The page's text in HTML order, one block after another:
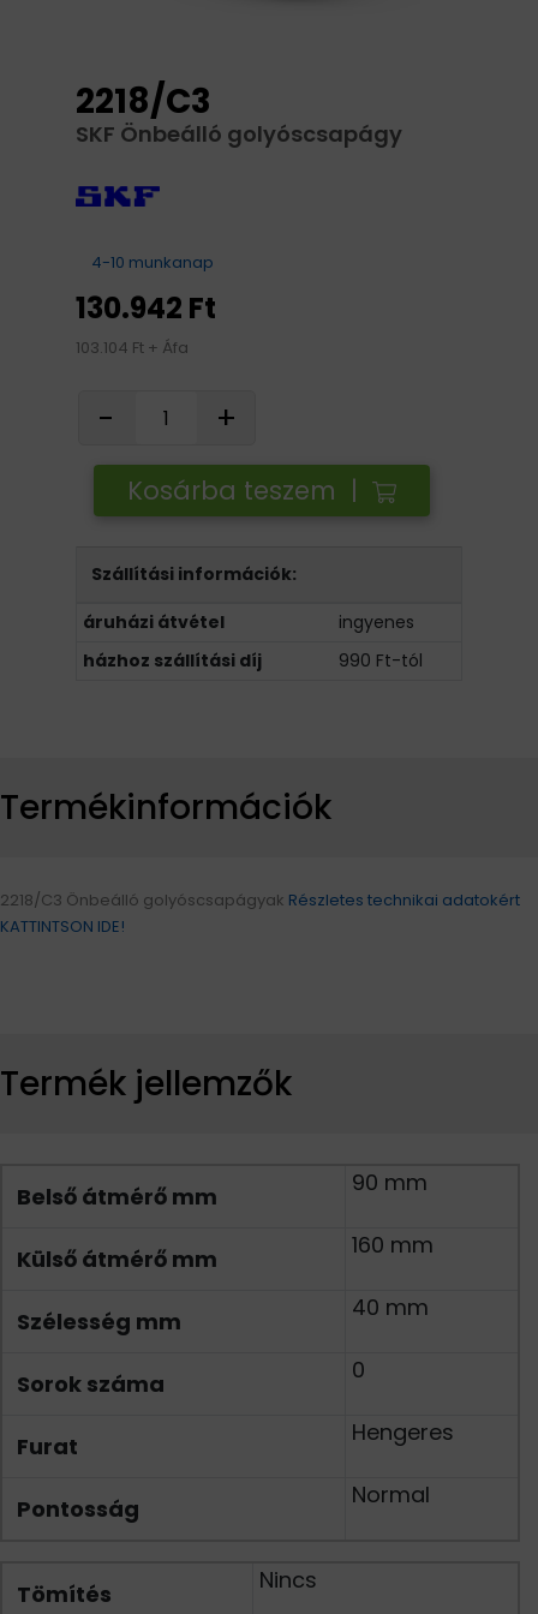
2218/C3
SKF Önbeálló golyóscsapágy
4-10 munkanap
130.942 Ft
103.104 Ft + Áfa
- +
Kosárba teszem |
Szállítási információk:
áruházi átvétel
ingyenes
házhoz szállítási díj
990 Ft-tól
Termékinformációk
2218/C3 Önbeálló golyóscsapágyak Részletes technikai adatokért
KATTINTSON IDE!
Termék jellemzők
Belső átmérő mm 90 mm
Külső átmérő mm 160 mm
Szélesség mm 40 mm
Sorok száma 0
Furat Hengeres
Pontosság Normal
Tömítés Nincs